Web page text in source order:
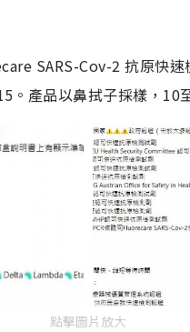
SARS-Cov-2 抗原快
產品以鼻拭子採樣，10
點擊圖片放大